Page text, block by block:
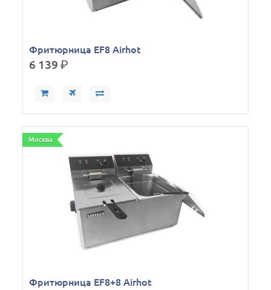
Фритюрница EF8 Airhot
6 139р.
Москва
Фритюрница EF8+8 Airhot